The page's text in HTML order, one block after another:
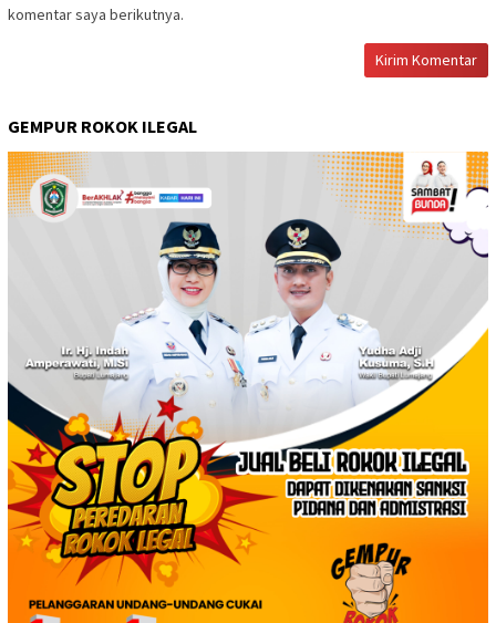
komentar saya berikutnya.
GEMPUR ROKOK ILEGAL